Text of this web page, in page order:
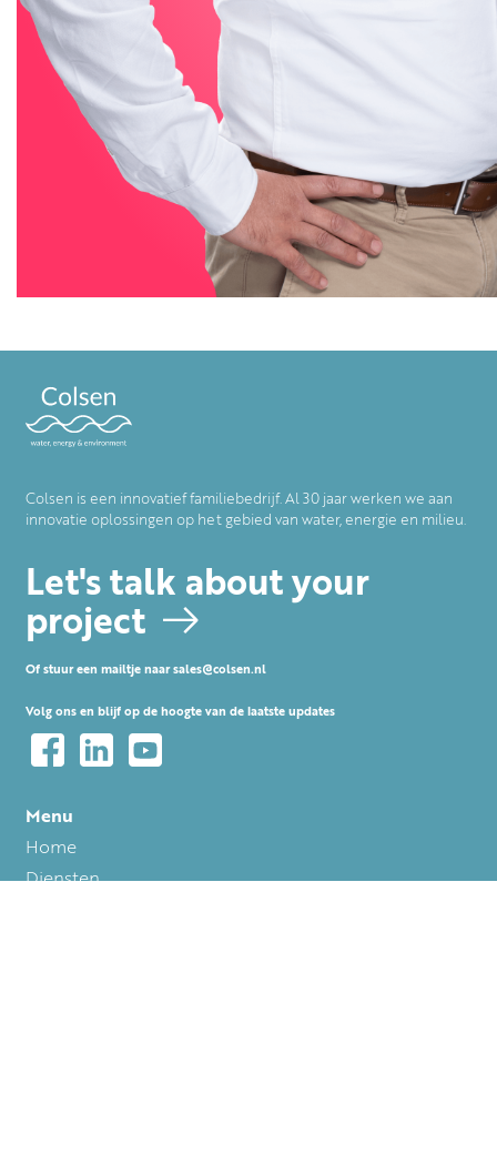
Colsen is een innovatief familiebedrijf. Al 30 jaar werken we aan
innovatie oplossingen op het gebied van water, energie en milieu.
Let's talk about your
project
Of stuur een mailtje naarsales@colsen.nl
Volg ons en blijf op de hoogte van de laatste updates
Menu
Voet
Home
Diensten